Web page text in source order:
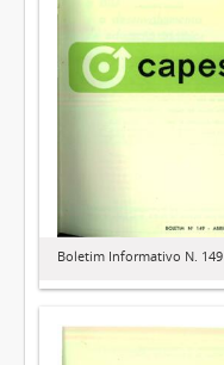
Boletim Informativo N. 149